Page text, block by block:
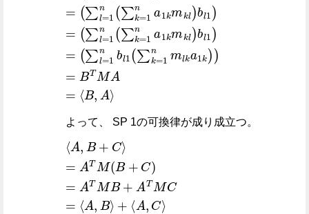
よって、 SP 1の可換律が成り成立つ。
⟨A ,B+C⟩
=ATMB+C =ATM
+⟨ A,C⟩